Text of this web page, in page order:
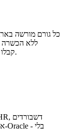
קשיחים. שאלו שאלה על כל מוצר Oracle - קבלו תשובה.